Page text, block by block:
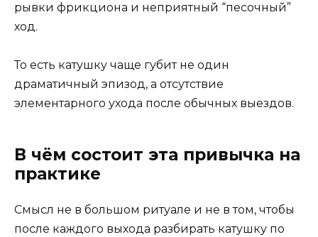
рывки фрикциона и неприятный “песочный”
ход.
То есть катушку чаще губит не один
драматичный эпизод, а отсутствие
элементарного ухода после обычных выездов.
В чём состоит эта привычка на
практике
Смысл не в большом ритуале и не в том, чтобы
после каждого выхода разбирать катушку по